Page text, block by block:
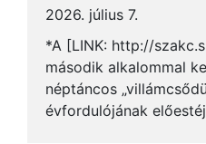
2026. július 7.
*A [LINK: http://
második alkalommal
néptáncos
évfordulójának